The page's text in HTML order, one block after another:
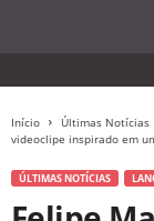
Início Últimas Notícias
videoclipe inspirado em
ÚLTIMAS NOTÍCIAS